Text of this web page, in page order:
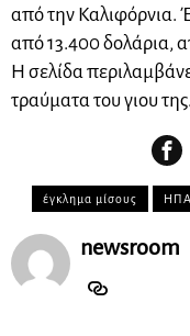
από την Καλιφόρνια.
από 13.400 δολάρια,
Η σελίδα
τραύματα του γιου της.
έγκλημα μίσους ΗΠΑ
newsroom